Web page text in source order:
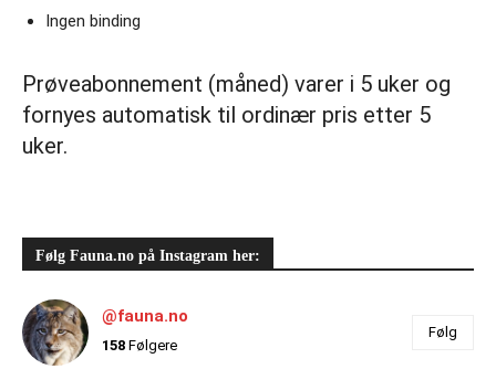
Ingen binding
Prøveabonnement (måned) varer i 5 uker og
fornyes automatisk til ordinær pris etter 5
uker.
Følg Fauna.no på Instagram her:
@fauna.no
158 Følgere
Følg